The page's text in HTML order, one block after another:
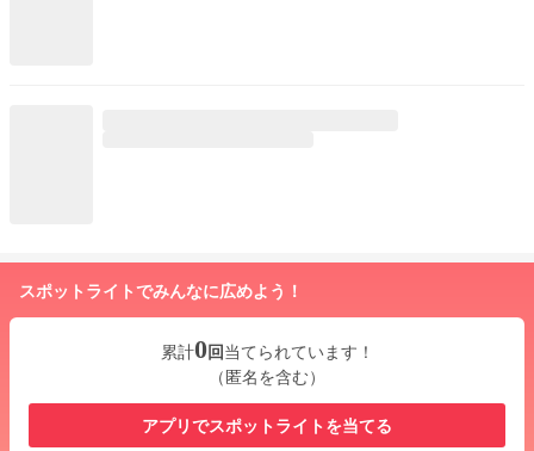
スポットライトでみんなに広めよう！
累計0回当てられています！
（匿名を含む）
アプリでスポットライトを当てる